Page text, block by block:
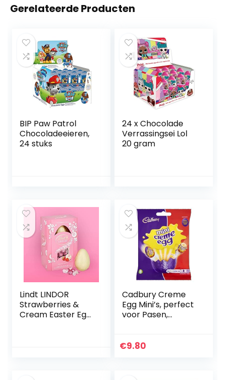
Gerelateerde Producten
BIP Paw Patrol
Chocoladeeieren,
24 stuks
24 x Chocolade
Verrassingsei Lol
20 gram
Lindt LINDOR
Strawberries &
Cream Easter Egg
Cadbury Creme
Egg Mini’s, perfect
voor Pasen,
fondant 78 g
€9.80